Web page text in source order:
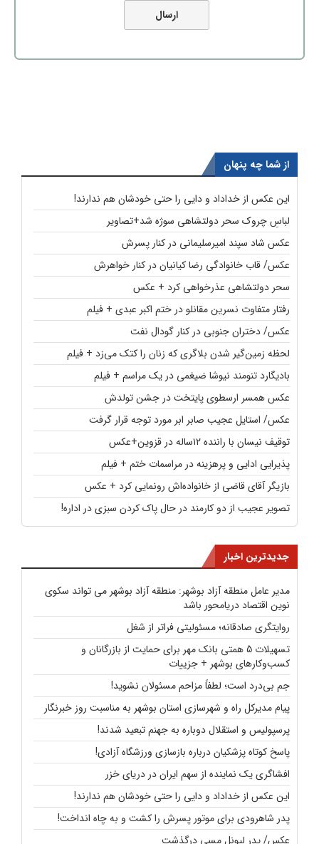
از شما چه پنهان
این عکس از خداداد و دایی را حتی خودشان هم ندارند!
لباسِ چروک سحر دولتشاهی سوژه شد+تصاویر
عکس شاد سپند امیرسلیمانی در کنار پسرش
عکس/ قاب خانوادگی رضا کیانیان در کنار خواهرش
سحر دولتشاهی عذرخواهی کرد + عکس
رفتار متفاوت نسرین مقانلو در ختم اکبر عبدی + فیلم
عکس/ دختران جنوبی در کنار گودال نفت
لحظه زمین‌گیر شدن بلاگری که زنان را کتک می‌زد + فیلم
بادیگارد تنومند نیوشا ضیغمی در یک مراسم + فیلم
عکس همسر ارسطوی پایتخت در جشن تولدش
عکس/ استایل عجیب صابر ابر مورد توجه قرار گرفت
توقیف نیسان با راننده ۱۲ساله در قزوین+عکس
پذیرایی ادایی و پرهزینه در مراسمات ختم + فیلم
بازیگر آقای قاضی از خانواده‌اش رونمایی کرد + عکس
تصویر عجیب از دو کارمند در حال پاک کردن سبزی در اداره!
جدیدترین اخبار
مدیر عامل منطقه آزاد بوشهر: منطقه آزاد بوشهر می تواند سکوی
نوین اقتصاد دریامحور باشد
روایتگری صادقانه؛ مسئولیتی فراتر از شغل
تسهیلات 5 همتی بانک مهر برای حمایت از بازرگانان و
کسب‌وکارهای بوشهر + جزییات
جم بی‌درد است؛ لطفاً مزاحم مسئولان نشوید!
پیام مدیرکل راه و شهرسازی استان بوشهر به مناسبت روز خبرنگار
پرسپولیس و استقلال دوباره به جهنم تبعید شدند!
پاسخ کوتاه پزشکیان درباره بازسازی ورزشگاه آزادی!
افشاگری یک نماینده از سهم ایران در دریای خزر
این عکس از خداداد و دایی را حتی خودشان هم ندارند!
پدر شاهرودی برای موتور پسرش را کشت و به چاه انداخت!
عکس/ پدر لیونل مسی درگذشت